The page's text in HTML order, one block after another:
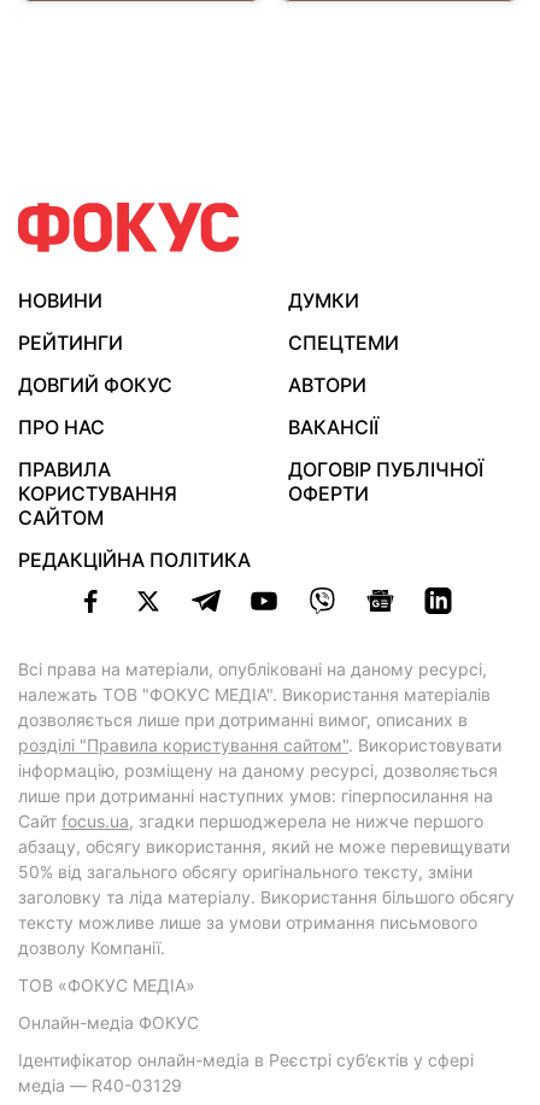
НОВИНИ
ДУМКИ
РЕЙТИНГИ
СПЕЦТЕМИ
ДОВГИЙ ФОКУС
АВТОРИ
ПРО НАС
ВАКАНСІЇ
ПРАВИЛА
КОРИСТУВАННЯ
САЙТОМ
ДОГОВІР ПУБЛІЧНОЇ
ОФЕРТИ
РЕДАКЦІЙНА ПОЛІТИКА
Всі права на матеріали, опубліковані на даному ресурсі,
належать ТОВ "ФОКУС МЕДІА". Використання матеріалів
дозволяється лише при дотриманні вимог, описаних в
розділі "Правила користування сайтом". Використовувати
інформацію, розміщену на даному ресурсі, дозволяється
лише при дотриманні наступних умов: гіперпосилання на
Cайт focus.ua, згадки першоджерела не нижче першого
абзацу, обсягу використання, який не може перевищувати
50% від загального обсягу оригінального тексту, зміни
заголовку та ліда матеріалу. Використання більшого обсягу
тексту можливе лише за умови отримання письмового
дозволу Компанії.
ТОВ «ФОКУС МЕДІА»
Онлайн-медіа ФОКУС
Ідентифікатор онлайн-медіа в Реєстрі суб’єктів у сфері
медіа — R40-03129